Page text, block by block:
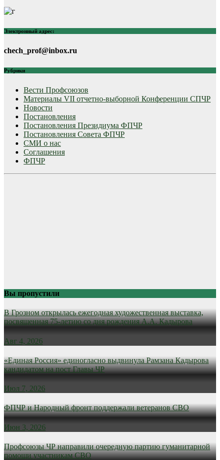
Электронный адрес:
chech_prof@inbox.ru
Рубрики
Вести Профсоюзов
Материалы VII отчетно-выборной Конференции СПЧР
Новости
Постановления
Постановления Президиума ФПЧР
Постановления Совета ФПЧР
СМИ о нас
Соглашения
ФПЧР
Вы пропустили
В Грозном открылась ежегодная художественная выставка,
посвященная 75-летию со дня рождения А.А. Кадырова
Авг 4, 2026
«Единая Россия» единогласно выдвинула Рамзана Кадырова
кандидатом на пост Главы ЧР
Июл 7, 2026
ФПЧР и Народный фронт поддержали ветеранов СВО
Июн 3, 2026
Профсоюзы ЧР направили очередную партию гуманитарной
помощи участникам СВО